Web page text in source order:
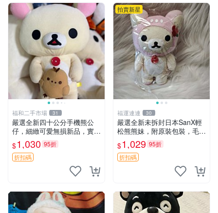
福和二手市場 31
嚴選全新四十公分手機熊公
仔，細緻可愛無損新品，實拍
展現萌趣風采 潘朵拉 熊抱枕
$1,030 95折
折扣碼
拍賣新星
福運連連 30
嚴選全新未拆封日本SanX輕
松熊熊妹，附原裝包裝，毛絨
質地極佳，細膩可愛，推薦收
藏兼送禮，適合女性好友或家
人，限量釋出。鬆熊、熊玩
$1,029 95折
折扣碼